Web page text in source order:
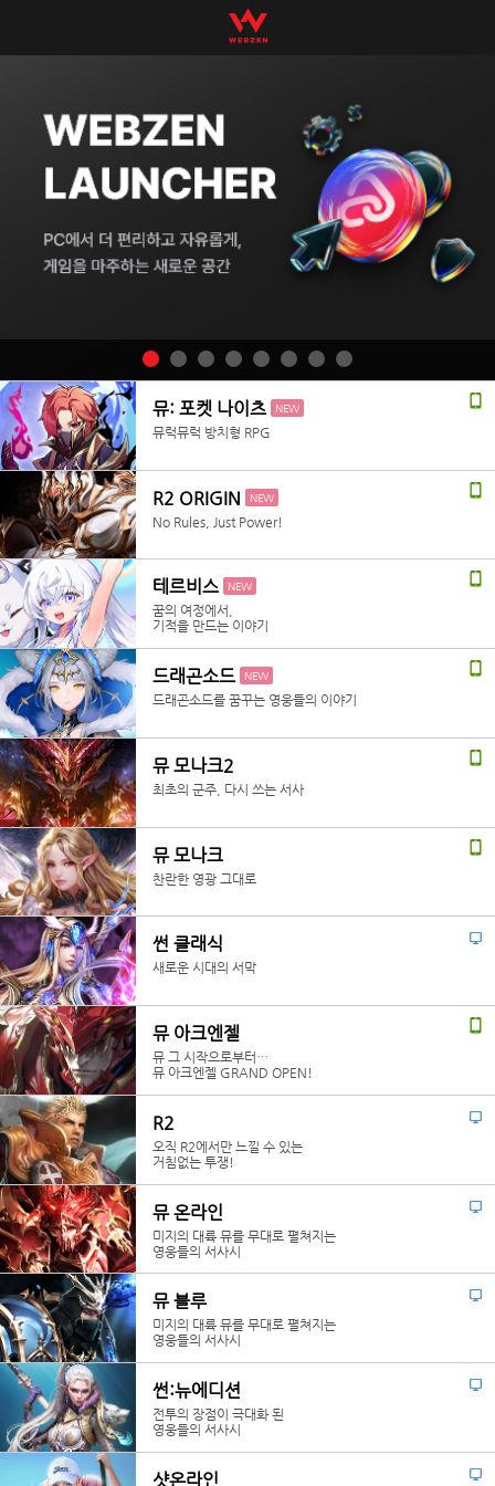
뮤: 포켓 나이츠 NEW
뮤럭뮤럭 방치형 RPG
R2 ORIGIN NEW
No Rules, Just Power!
테르비스 NEW
꿈의 여정에서,
기적을 만드는 이야기
드래곤소드 NEW
드래곤소드를 꿈꾸는 영웅들의 이야기
뮤 모나크2
최초의 군주, 다시 쓰는 서사
뮤 모나크
찬란한 영광 그대로
썬 클래식
새로운 시대의 서막
뮤 아크엔젤
뮤 그 시작으로부터…
뮤 아크엔젤 GRAND OPEN!
R2
오직 R2에서만 느낄 수 있는
거침없는 투쟁!
뮤 온라인
미지의 대륙 뮤를 무대로 펼쳐지는
영웅들의 서사시
뮤 블루
미지의 대륙 뮤를 무대로 펼쳐지는
영웅들의 서사시
썬:뉴에디션
전투의 장점이 극대화 된
영웅들의 서사시
샷온라인